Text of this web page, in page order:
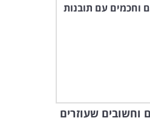
וחשובים שעוזרים